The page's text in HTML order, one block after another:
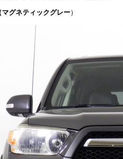
グネティックグレー）